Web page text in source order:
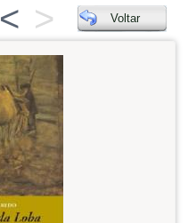
< > Voltar